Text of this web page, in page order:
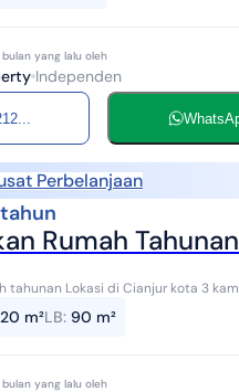
yang lalu oleh
Independen
Perbelanjaan
Rumah
Lokasi di Cianjur kota 3 kamar tidur 2
luas dekat ke citymall cianjur WA :
m²LB: 90 m²
yang lalu oleh